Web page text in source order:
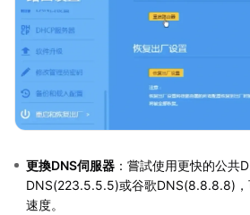
更換DNS伺服器 ：嘗試使用更快的公共
DNS(223.5.5.5)或谷歌DNS(8.8.8.8)，
速度。